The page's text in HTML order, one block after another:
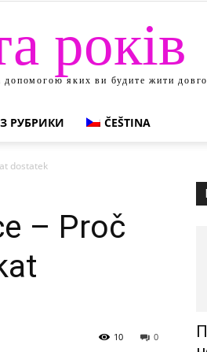
років
допомогою яких ви будите жити довго
РУБРИКИ ČEŠTINA
dostatek
– Proč
0
10